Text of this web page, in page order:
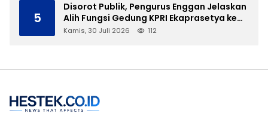
5
Disorot Publik, Pengurus Enggan Jelaskan
Alih Fungsi Gedung KPRI Ekaprasetya ke
Dapur SPPG
Kamis, 30 Juli 2026 112